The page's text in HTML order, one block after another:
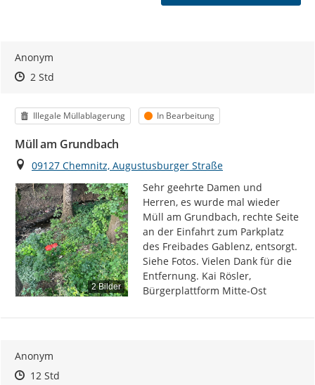
Anonym
Zeitpunkt des Erstellens
Zeitpunkt des Erstellens
2 StdZur Äußerung
Kategorie
Illegale Müllablagerung Status
In Bearbeitung
Müll am Grundbach
Ort
09127 Chemnitz, Augustusburger Straße
2 Bilder
Sehr geehrte Damen und
Herren, es wurde mal wieder
Müll am Grundbach, rechte Seite
an der Einfahrt zum Parkplatz
des Freibades Gablenz, entsorgt.
Siehe Fotos. Vielen Dank für die
Entfernung. Kai Rösler,
Bürgerplattform Mitte-Ost
Anonym
Zeitpunkt des Erstellens
Zeitpunkt des Erstellens
12 StdZur Äußerung